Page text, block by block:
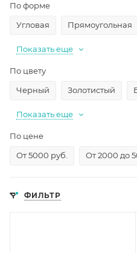
По форме
Угловая
Прямоугольная
Показать еще
По цвету
Черный
Золотистый
Показать еще
По цене
От 5000 руб.
От 2000 до
ФИЛЬТР